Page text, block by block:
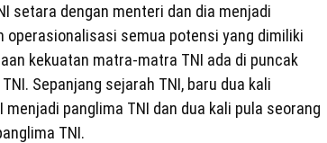
setara dengan menteri dan dia menjadi
operasionalisasi semua potensi yang dimiliki
kekuatan matra-matra TNI ada di puncak
Sepanjang sejarah TNI, baru dua kali
menjadi panglima TNI dan dua kali pula seorang
TNI.